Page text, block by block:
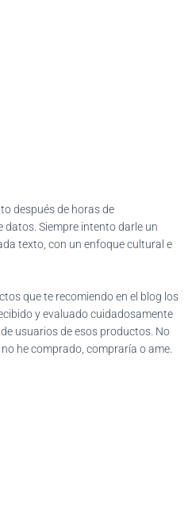
después de horas de
Siempre intento darle un
texto, con un enfoque cultural e
que te recomiendo en el blog los
y evaluado cuidadosamente
usuarios de esos productos. No
he comprado, compraría o ame.